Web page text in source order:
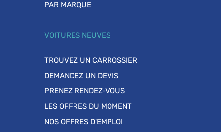
PAR MARQUE
VOITURES NEUVES
TROUVEZ UN CARROSSIER
DEMANDEZ UN DEVIS
PRENEZ RENDEZ-VOUS
LES OFFRES DU MOMENT
NOS OFFRES D'EMPLOI